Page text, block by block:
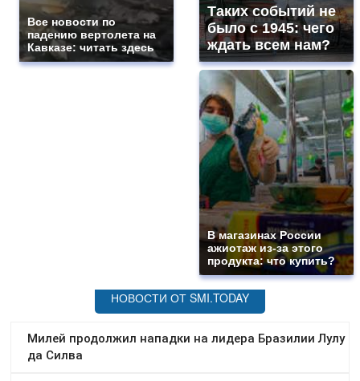
Все новости по
падению вертолета на
Кавказе: читать здесь
Таких событий не
было с 1945: чего
ждать всем нам?
В магазинах России
ажиотаж из-за этого
продукта: что купить?